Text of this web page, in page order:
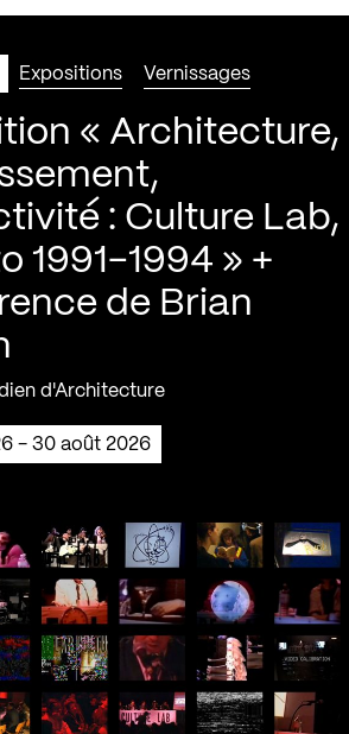
Expositions Vernissages
« Architecture,
: Culture Lab,
1991-1994 » +
de Brian
d'Architecture
- 30 août 2026